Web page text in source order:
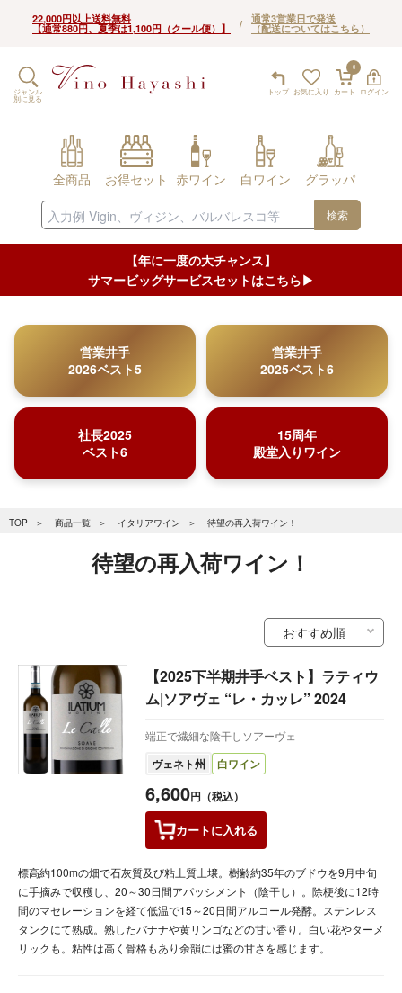
22,000円以上送料無料
【通常880円、夏季は1,100円（クール便）】 / 通常3営業日で発送
（配送についてはこちら）
トップ お気に入り
0
カート ログイン
ジャンル
別に見る
全商品 お得セット 赤ワイン 白ワイン グラッパ
検索
【年に一度の大チャンス】
サマービッグサービスセットはこちら▶︎
営業井手
2026ベスト5
営業井手
2025ベスト6
社長2025
ベスト6
15周年
殿堂入りワイン
TOP 商品一覧 イタリアワイン 待望の再入荷ワイン！
待望の再入荷ワイン！
【2025下半期井手ベスト】ラティウ
ム|ソアヴェ “レ・カッレ” 2024
端正で繊細な陰干しソアーヴェ
ヴェネト州 白ワイン
6,600円（税込）
カートに入れる
標高約100mの畑で石灰質及び粘土質土壌。樹齢約35年のブドウを9月中旬
に手摘みで収穫し、20～30日間アパッシメント（陰干し）。除梗後に12時
間のマセレーションを経て低温で15～20日間アルコール発酵。ステンレス
タンクにて熟成。熟したバナナや黄リンゴなどの甘い香り。白い花やターメ
リックも。粘性は高く骨格もあり余韻には蜜の甘さを感じます。